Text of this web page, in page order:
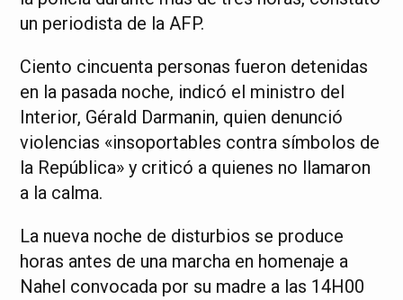
un periodista de la AFP.
Ciento cincuenta personas fueron detenidas
en la pasada noche, indicó el ministro del
Interior, Gérald Darmanin, quien denunció
violencias «insoportables contra símbolos de
la República» y criticó a quienes no llamaron
a la calma.
La nueva noche de disturbios se produce
horas antes de una marcha en homenaje a
Nahel convocada por su madre a las 14H00